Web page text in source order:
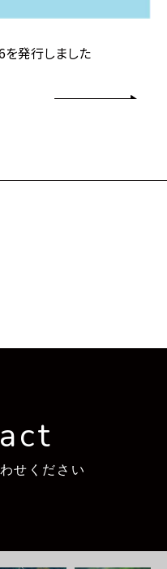
発行しました
せください